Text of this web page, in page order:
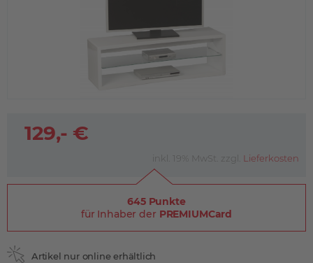
129,- €
inkl. 19% MwSt. zzgl. Lieferkosten
645 Punkte
für Inhaber der PREMIUMCard
Artikel nur online erhältlich